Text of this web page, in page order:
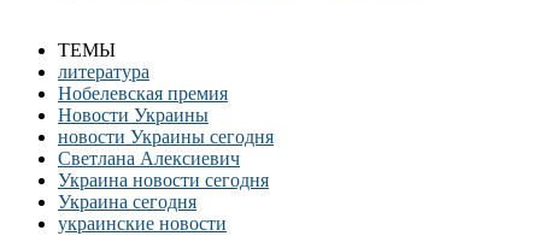
ТЕМЫ
литература
Нобелевская премия
Новости Украины
новости Украины сегодня
Светлана Алексиевич
Украина новости сегодня
Украина сегодня
украинские новости